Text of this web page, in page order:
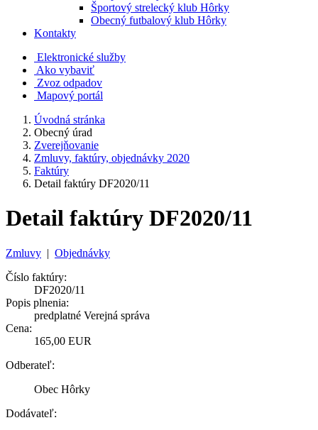
Športový strelecký klub Hôrky
Obecný futbalový klub Hôrky
Kontakty
Elektronické služby
Ako vybaviť
Zvoz odpadov
Mapový portál
Úvodná stránka
Obecný úrad
Zverejňovanie
Zmluvy, faktúry, objednávky 2020
Faktúry
Detail faktúry DF2020/11
Detail faktúry DF2020/11
Zmluvy | Objednávky
Číslo faktúry:
DF2020/11
Popis plnenia:
predplatné Verejná správa
Cena:
165,00 EUR
Odberateľ:
Obec Hôrky
Dodávateľ: